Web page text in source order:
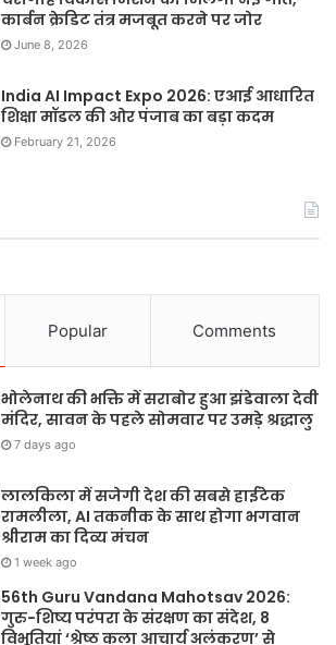
कार्बन क्रेडिट तंत्र मजबूत करने पर जोर
June 8, 2026
India AI Impact Expo 2026: एआई आधारित
शिक्षा मॉडल की ओर पंजाब का बड़ा कदम
February 21, 2026
Popular Comments
भोलेनाथ की भक्ति में सराबोर हुआ झंडेवाला देवी
मंदिर, सावन के पहले सोमवार पर उमड़े श्रद्धालु
7 days ago
लालकिला में सजेगी देश की सबसे हाईटेक
रामलीला, AI तकनीक के साथ होगा भगवान
श्रीराम का दिव्य मंचन
1 week ago
56th Guru Vandana Mahotsav 2026:
गुरु-शिष्य परंपरा के संरक्षण का संदेश, 8
विभूतियां ‘श्रेष्ठ कला आचार्य अलंकरण’ से